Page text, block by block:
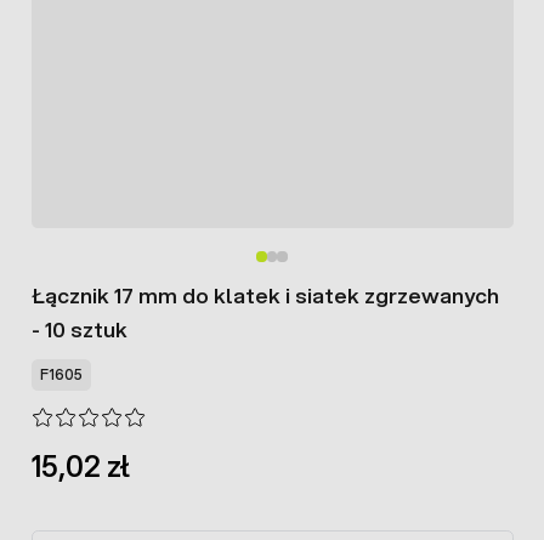
Łącznik 17 mm do klatek i siatek zgrzewanych
- 10 sztuk
F1605
15,02 zł